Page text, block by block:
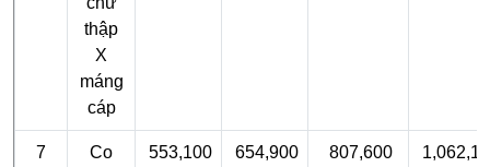
thập
X
máng
cáp
7
Co
553,100 654,900 807,600